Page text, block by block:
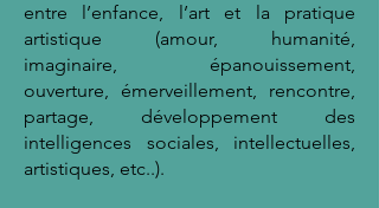
entre l’enfance, l’art et la pratique
artistique (amour, humanité,
imaginaire, épanouissement,
ouverture, émerveillement, rencontre,
partage, développement des
intelligences sociales, intellectuelles,
artistiques, etc..).